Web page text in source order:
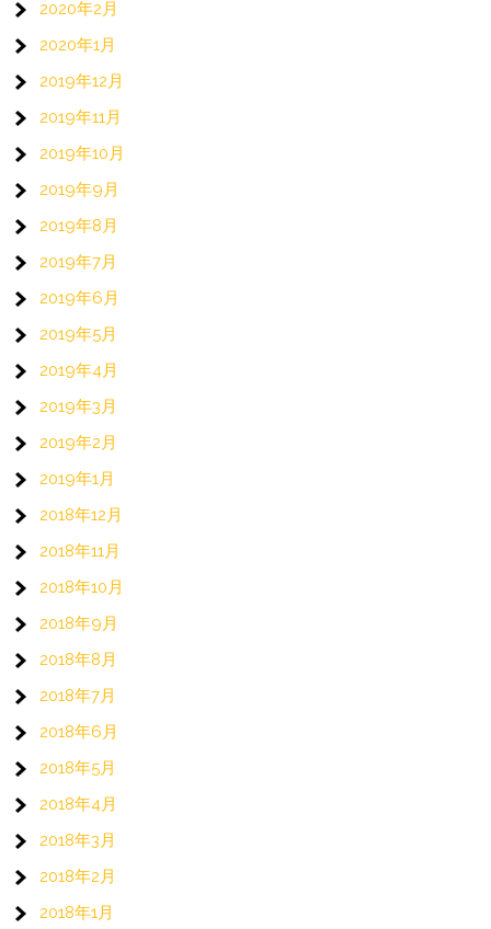
2020年2月
2020年1月
2019年12月
2019年11月
2019年10月
2019年9月
2019年8月
2019年7月
2019年6月
2019年5月
2019年4月
2019年3月
2019年2月
2019年1月
2018年12月
2018年11月
2018年10月
2018年9月
2018年8月
2018年7月
2018年6月
2018年5月
2018年4月
2018年3月
2018年2月
2018年1月